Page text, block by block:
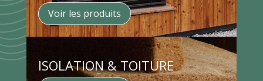
Voir les produits
ISOLATION & TOITURE